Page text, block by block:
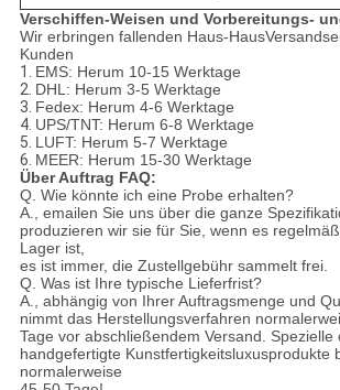
Verschiffen-Weisen und Vorbereitungs-
Wir erbringen fallenden Haus-
Kunden
1. EMS: Herum 10-15 Werktage
2. DHL: Herum 3-5 Werktage
3. Fedex: Herum 4-6 Werktage
4. UPS/TNT: Herum 6-8 Werktage
5. LUFT: Herum 5-7 Werktage
6. MEER: Herum 15-30 Werktage
Über Auftrag FAQ:
Q. Wie könnte ich eine Probe erhalten?
A., emailen Sie uns über die ganze
produzieren wir sie für Sie, wenn es
Lager ist,
es ist immer, die Zustellgebühr sammelt frei.
Q. Was ist Ihre typische Lieferfrist?
A., abhängig von Ihrer Auftragsmenge und
nimmt das Herstellungsverfahren
Tage vor abschließendem Versand.
handgefertigte Kunstfertigkeitsluxusprodukte
normalerweise